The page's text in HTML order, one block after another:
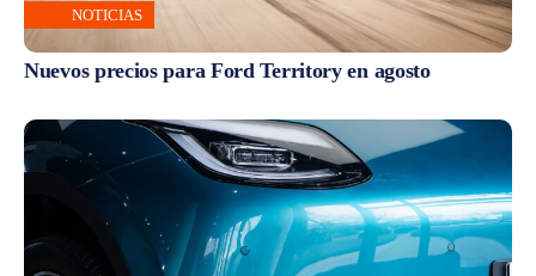
NOTICIAS
Nuevos precios para Ford Territory en agosto